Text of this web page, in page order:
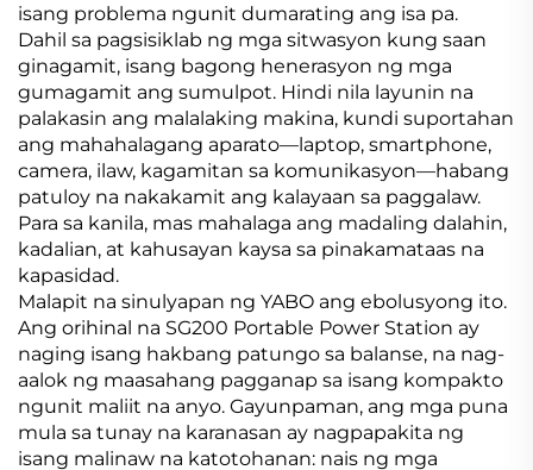
isang problema ngunit dumarating ang isa pa.
Dahil sa pagsisiklab ng mga sitwasyon kung saan
ginagamit, isang bagong henerasyon ng mga
gumagamit ang sumulpot. Hindi nila layunin na
palakasin ang malalaking makina, kundi suportahan
ang mahahalagang aparato—laptop, smartphone,
camera, ilaw, kagamitan sa komunikasyon—habang
patuloy na nakakamit ang kalayaan sa paggalaw.
Para sa kanila, mas mahalaga ang madaling dalahin,
kadalian, at kahusayan kaysa sa pinakamataas na
kapasidad.
Malapit na sinulyapan ng YABO ang ebolusyong ito.
Ang orihinal na SG200 Portable Power Station ay
naging isang hakbang patungo sa balanse, na nag-
aalok ng maasahang pagganap sa isang kompakto
ngunit maliit na anyo. Gayunpaman, ang mga puna
mula sa tunay na karanasan ay nagpapakita ng
isang malinaw na katotohanan: nais ng mga